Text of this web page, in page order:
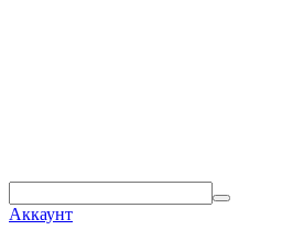
Аккаунт